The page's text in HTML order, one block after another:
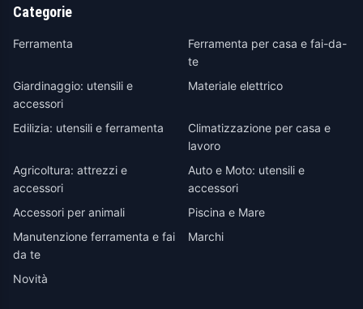
Categorie
Ferramenta
Ferramenta per casa e fai-da-
te
Giardinaggio: utensili e
accessori
Materiale elettrico
Edilizia: utensili e ferramenta
Climatizzazione per casa e
lavoro
Agricoltura: attrezzi e
accessori
Auto e Moto: utensili e
accessori
Accessori per animali
Piscina e Mare
Manutenzione ferramenta e fai
da te
Marchi
Novità